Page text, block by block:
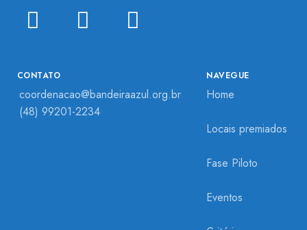
NAVEGUE
Home
Locais premiados
Fase Piloto
Eventos
CONTATO
coordenacao@bandeiraazul.org.br
(48) 99201-2234